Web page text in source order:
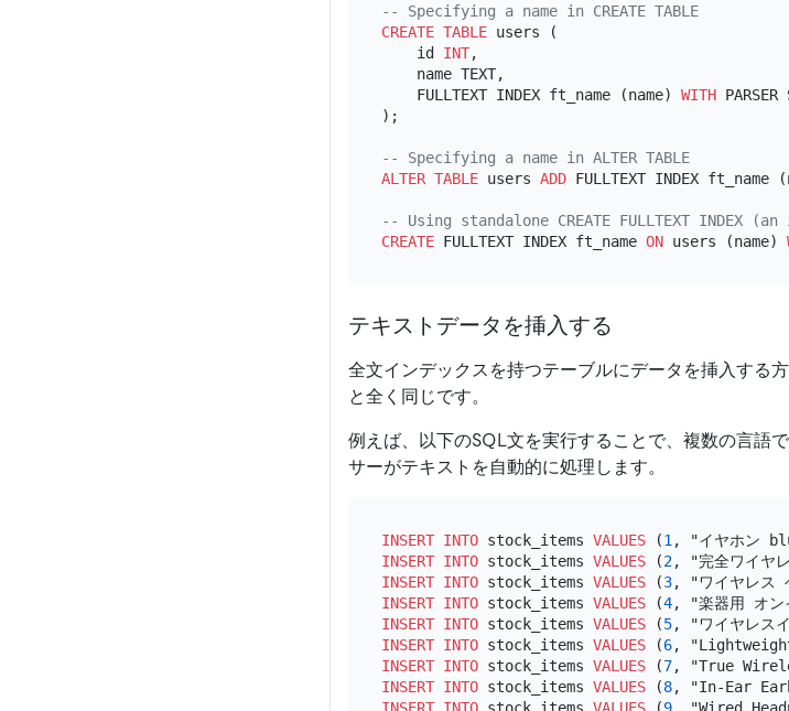
-- Specifying a name in CREATE TABLE
CREATE TABLE users (
    id
INT,
    name TEXT,
    FULLTEXT INDEX ft_name (name)
WITH PARSER
);
-- Specifying a name in ALTER TABLE
ALTER TABLE users ADD FULLTEXT INDEX ft_name
-- Using standalone CREATE FULLTEXT INDEX
CREATE FULLTEXT INDEX ft_name ON users (name)
テキストデータを挿入する
全文インデックスを持つテーブルにデータを挿入する
と全く同じです。
例えば、以下のSQL文を実行することで、複数の言語
サーがテキストを自動的に処理します。
INSERT INTO stock_items VALUES (1
INSERT INTO stock_items VALUES (2
INSERT INTO stock_items VALUES (3
INSERT INTO stock_items VALUES (4
INSERT INTO stock_items VALUES (5
INSERT INTO stock_items VALUES (6
INSERT INTO stock_items VALUES (7
INSERT INTO stock_items VALUES (8